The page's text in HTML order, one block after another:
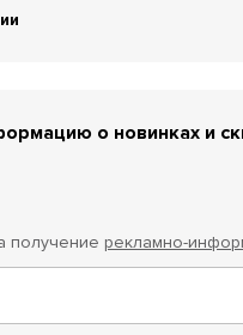
о новинках и
получение рекламно-